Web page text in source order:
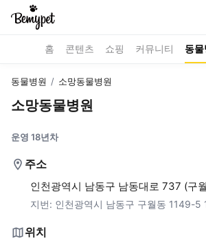
홈 콘텐츠 쇼핑 커뮤니티 동
동물병원 / 소망동물병원
소망동물병원
운영 18년차
주소
인천광역시 남동구 남동대로 737 (구
지번: 인천광역시 남동구 구월동 1149-5
위치